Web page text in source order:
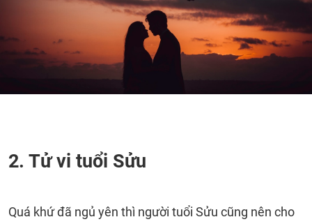
2. Tử vi tuổi Sửu
Quá khứ đã ngủ yên thì người tuổi Sửu cũng nên cho